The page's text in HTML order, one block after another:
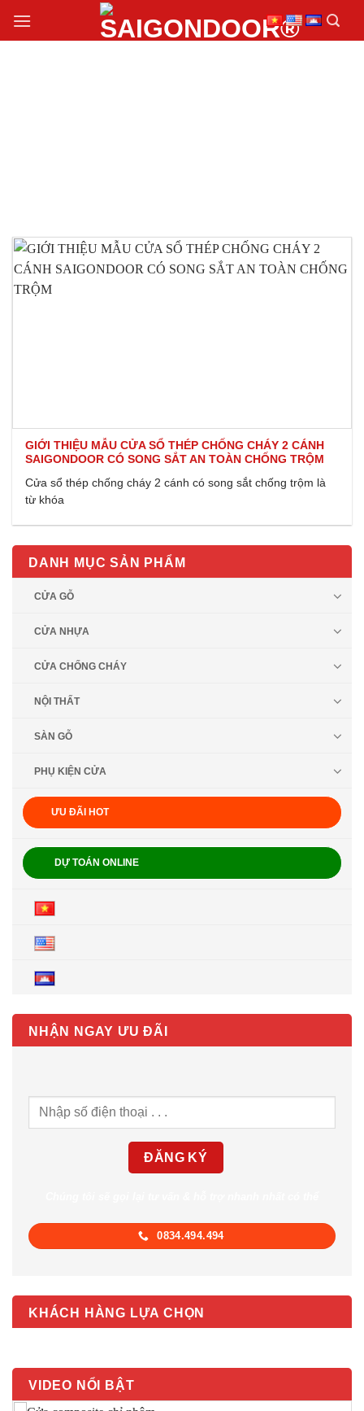
đến
GIỚI THIỆU MẪU CỬA SỔ THÉP CHỐNG CHÁY 2 CÁNH
SAIGONDOOR CÓ SONG SẮT AN TOÀN CHỐNG TRỘM
Cửa sổ thép chống cháy 2 cánh có song sắt chống trộm là
từ khóa
DANH MỤC SẢN PHẨM
CỬA GỖ
CỬA NHỰA
CỬA CHỐNG CHÁY
NỘI THẤT
SÀN GỖ
PHỤ KIỆN CỬA
ƯU ĐÃI HOT
DỰ TOÁN ONLINE
NHẬN NGAY ƯU ĐÃI
0834.494.494
KHÁCH HÀNG LỰA CHỌN
VIDEO NỔI BẬT